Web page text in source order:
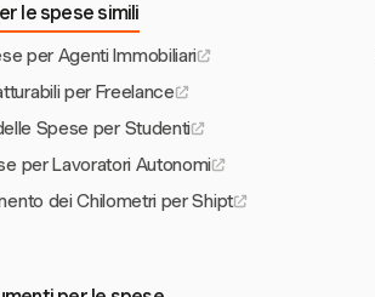
le spese simili
per Agenti Immobiliari
per Freelance
Spese per Studenti
per Lavoratori Autonomi
dei Chilometri per Shipt